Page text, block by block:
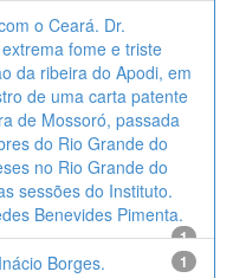
o Ceará. Dr.
fome e triste
da ribeira do Apodi, em
de uma carta patente
de Mossoró, passada
do Rio Grande do
no Rio Grande do
sessões do Instituto.
Benevides Pimenta.
1
Borges. 1